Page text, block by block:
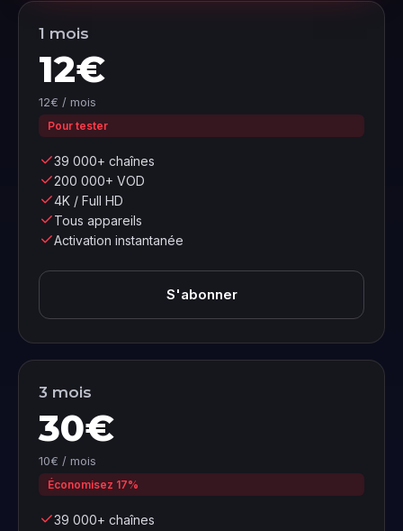
1 mois
12€
12€ / mois
Pour tester
39 000+ chaînes
200 000+ VOD
4K / Full HD
Tous appareils
Activation instantanée
S'abonner
3 mois
30€
10€ / mois
Économisez 17%
39 000+ chaînes